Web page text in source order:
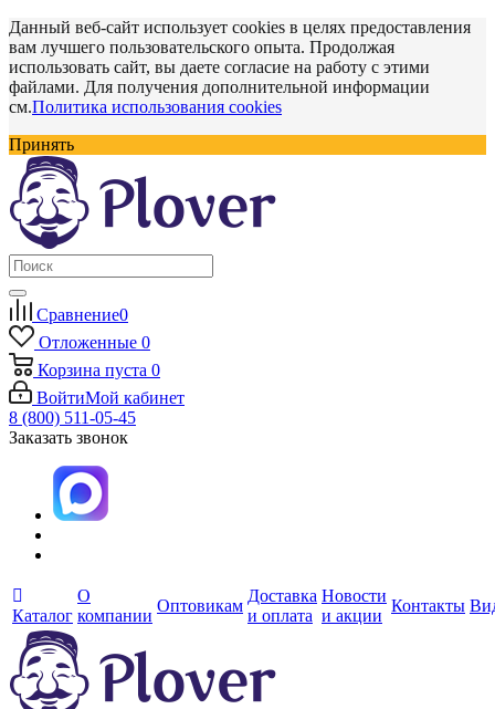
Данный веб-сайт использует cookies в целях предоставления
вам лучшего пользовательского опыта. Продолжая
использовать сайт, вы даете согласие на работу с этими
файлами. Для получения дополнительной информации
см.Политика использования cookies
Принять
Сравнение0
Отложенные 0
Корзина пуста 0
ВойтиМой кабинет
8 (800) 511-05-45
Заказать звонок
Каталог
О
компании
Оптовикам
Доставка
и оплата
Новости
и акции
Контакты